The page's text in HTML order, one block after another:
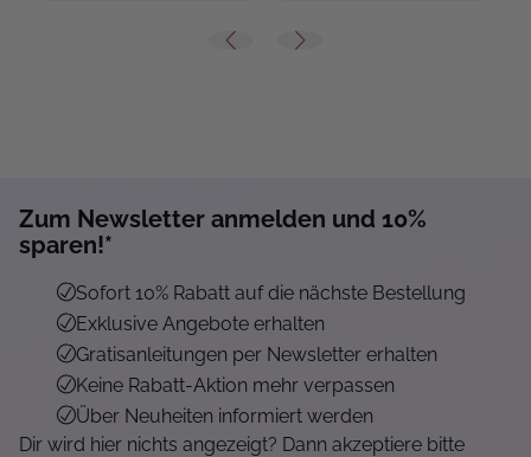
Zum Newsletter anmelden und 10%
sparen!*
Sofort 10% Rabatt auf die nächste Bestellung
Exklusive Angebote erhalten
Gratisanleitungen per Newsletter erhalten
Keine Rabatt-Aktion mehr verpassen
Über Neuheiten informiert werden
Dir wird hier nichts angezeigt? Dann akzeptiere bitte